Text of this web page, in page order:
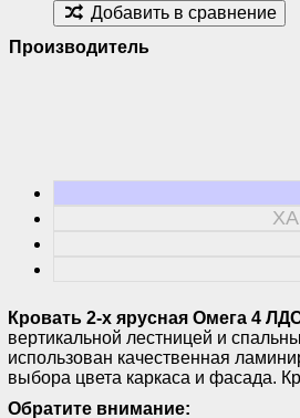
Добавить в сравнение
Производитель
Кровать 2-х ярусная Омега 4
вертикальной лестницей и
использован качественная
выбора цвета каркаса и фасада.
Обратите внимание: